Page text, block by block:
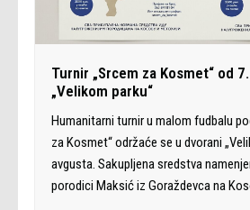
Turnir „Srcem za Kosmet“ od
„Velikom parku“
Humanitarni turnir u malom fudbalu
za Kosmet“ održaće se u dvorani
avgusta. Sakupljena sredstva
porodici Maksić iz Goraždevca na